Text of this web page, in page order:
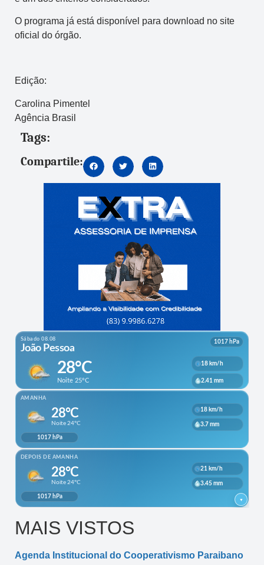
O programa já está disponível para download no site
oficial do órgão.
Edição:
Carolina Pimentel
Agência Brasil
Tags:
Compartile:
MAIS VISTOS
Agenda Institucional do Cooperativismo Paraibano